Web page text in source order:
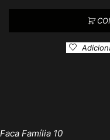
Faca Família 10